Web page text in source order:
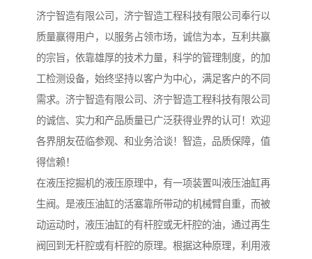
济宁智造有限公司，济宁智造工程科技有限公司奉行以
质量赢得用户，以服务占领市场，诚信为本，互利共赢
的宗旨，依靠雄厚的技术力量，科学的管理制度，的加
工检测设备，始终坚持以客户为中心，满足客户的不同
需求。济宁智造有限公司、济宁智造工程科技有限公司
的诚信、实力和产品质量已广泛获得业界的认可！欢迎
各界朋友莅临参观、和业务洽谈！智造，品质保障，值
得信赖！
在液压挖掘机的液压原理中，有一项装置叫液压油缸再
生阀。是液压油缸的活塞靠所带动的机械臂自重，而被
动运动时，液压油缸的有杆腔或无杆腔的油，通过再生
阀回到无杆腔或有杆腔的原理。根据这种原理，利用液